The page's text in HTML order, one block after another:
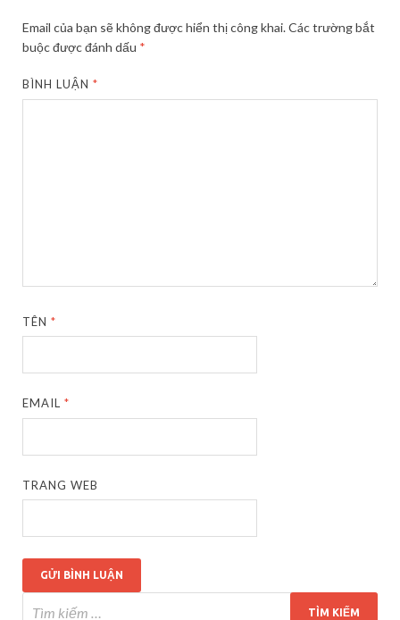
Email của bạn sẽ không được hiển thị công khai.Các trường bắt
buộc được đánh dấu *
BÌNH LUẬN*
TÊN*
EMAIL*
TRANG WEB